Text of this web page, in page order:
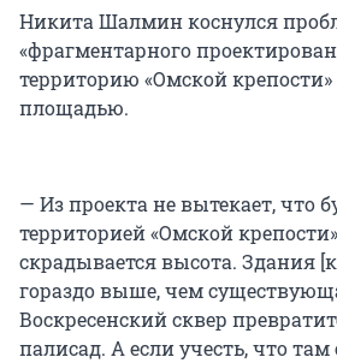
Никита Шалмин коснулся
«фрагментарного
территорию «Омской
площадью.
— Из проекта не вытекает, что
территорией «Омской
скрадывается высота. Здания
гораздо выше, чем
Воскресенский сквер
палисад. А если учесть, что